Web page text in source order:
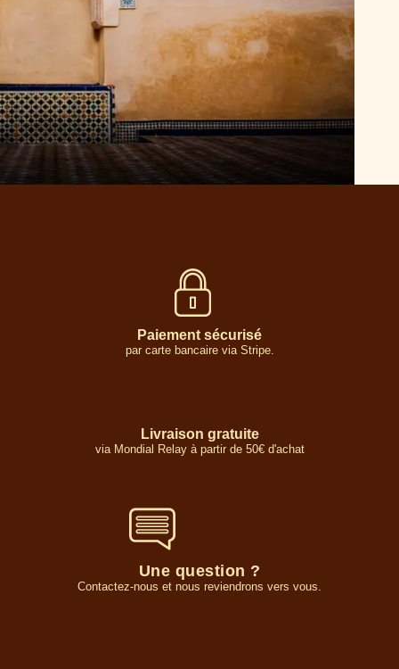
Paiement sécurisé
par carte bancaire via Stripe.
Livraison gratuite
via Mondial Relay à partir de 50€ d'achat
Une question ?
Contactez-nous et nous reviendrons vers vous.